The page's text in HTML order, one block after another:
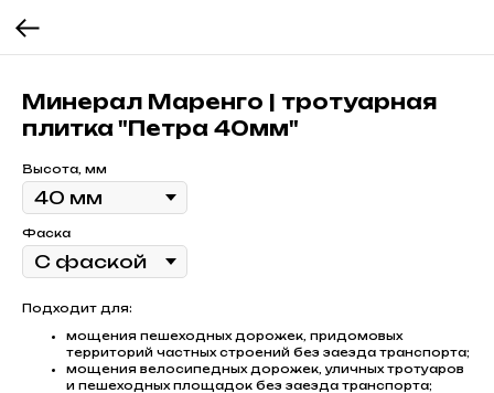
Минерал Маренго | тротуарная
плитка "Петра 40мм"
Высота, мм
Фаска
Подходит для:
мощения пешеходных дорожек, придомовых
территорий частных строений без заезда транспорта;
мощения велосипедных дорожек, уличных тротуаров
и пешеходных площадок без заезда транспорта;